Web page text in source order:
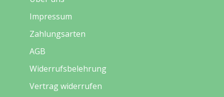
Impressum
Zahlungsarten
AGB
Widerrufsbelehrung
Vertrag widerrufen